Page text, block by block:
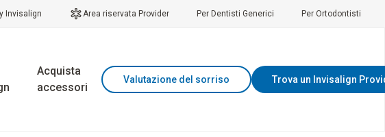
Invisalign Area riservata Provider Per Dentisti Generici Per Ortodontisti
Acquista
accessori
Valutazione del sorriso Trova un Invisalign